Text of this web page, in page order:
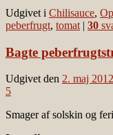
Udgivet i Chilisauce,
peberfrugt, tomat | 30
Bagte
Udgivet den 2. maj 2012
5
Smager af solskin og